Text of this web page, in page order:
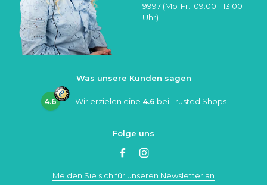
9997 (Mo-Fr.: 09:00 - 13:00
Uhr)
Was unsere Kunden sagen
4.6 Wir erzielen eine 4.6 beiTrusted Shops
Folge uns
Melden Sie sich für unseren Newsletter an